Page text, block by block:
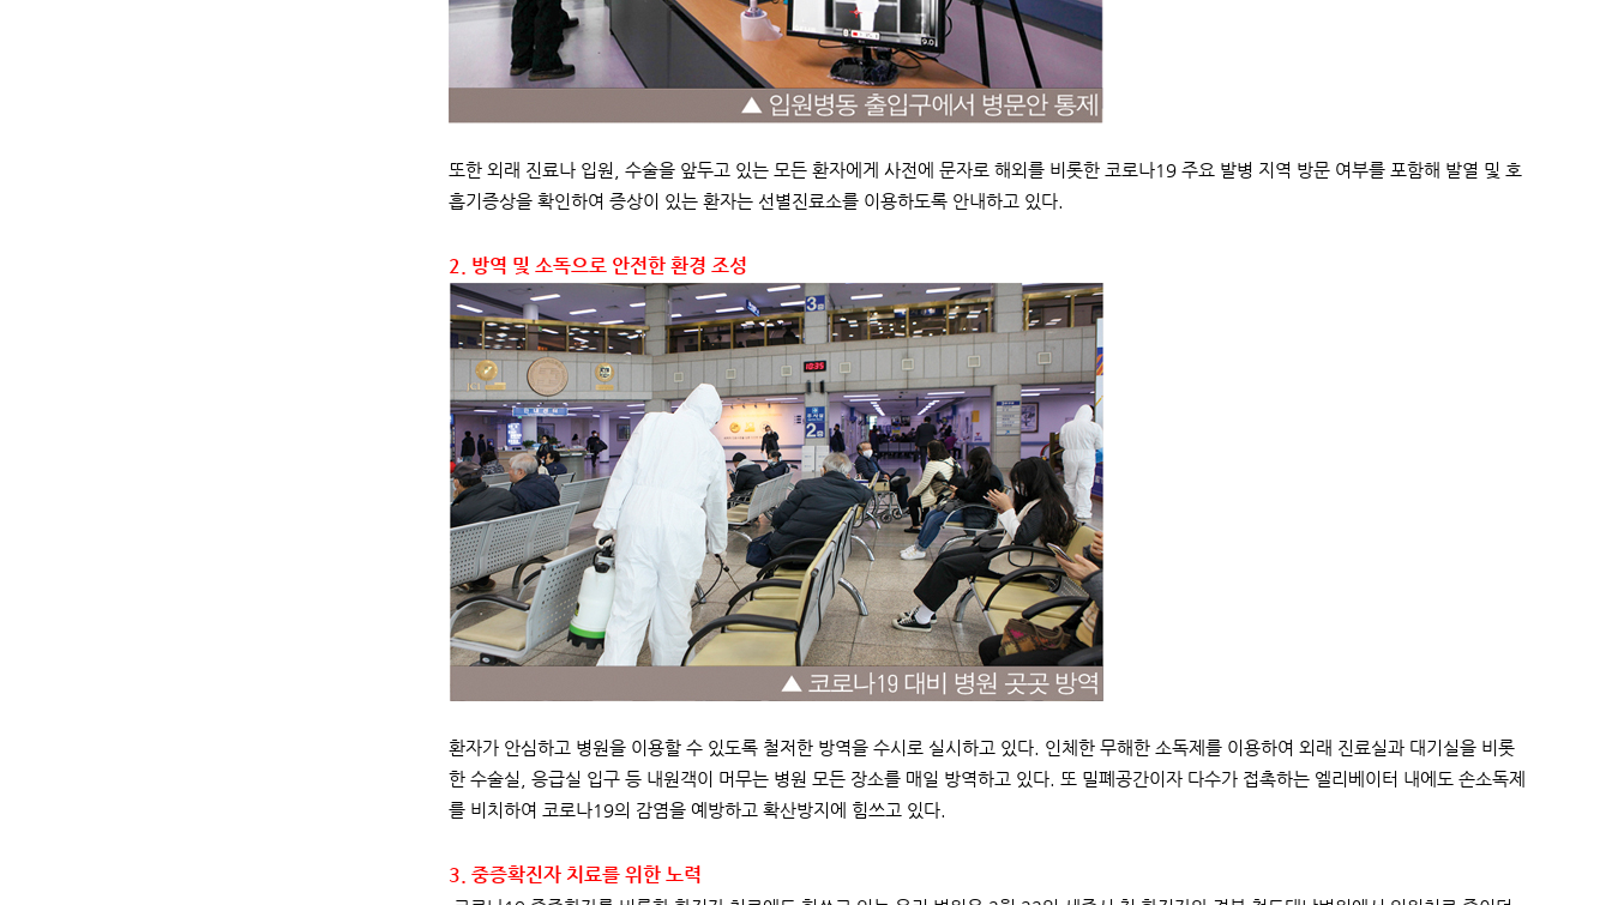
또한 외래 진료나 입원, 수술을 앞두고 있는 모든 환자에게 사전에 문자로 해외를 비롯한 코로나19 주요 발병 지역 방문 여부를 포함해 발열 및 호
흡기증상을 확인하여 증상이 있는 환자는 선별진료소를 이용하도록 안내하고 있다.
2. 방역 및 소독으로 안전한 환경 조성
환자가 안심하고 병원을 이용할 수 있도록 철저한 방역을 수시로 실시하고 있다. 인체한 무해한 소독제를 이용하여 외래 진료실과 대기실을 비롯
한 수술실, 응급실 입구 등 내원객이 머무는 병원 모든 장소를 매일 방역하고 있다. 또 밀폐공간이자 다수가 접촉하는 엘리베이터 내에도 손소독제
를 비치하여 코로나19의 감염을 예방하고 확산방지에 힘쓰고 있다.
3. 중증확진자 치료를 위한 노력